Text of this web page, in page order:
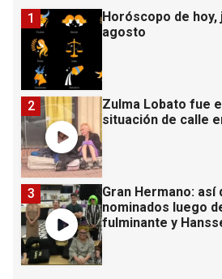
Horóscopo de hoy,
agosto
1
Zulma Lobato fue
situación de calle
2
Gran Hermano: así
nominados luego
fulminante y
3